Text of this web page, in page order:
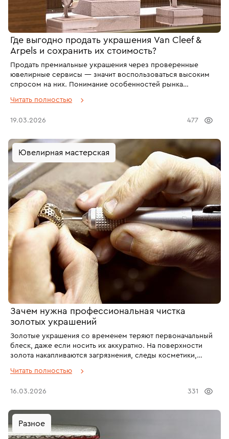
Где выгодно продать украшения Van Cleef &
Arpels и сохранить их стоимость?
Продать премиальные украшения через проверенные
ювелирные сервисы — значит воспользоваться высоким
спросом на них. Понимание особенностей рынка
реализовать изделие, но и грамотно подходить к его
становится более безопасной и предсказуемой. Но как
и сохранить их стоимость? Об этом — в нашей статье.
Читать полностью
19.03.2026 477
Ювелирная мастерская
Зачем нужна профессиональная чистка
золотых украшений
Золотые украшения со временем теряют первоначальный
блеск, даже если носить их аккуратно. На поверхности
золота накапливаются загрязнения, следы косметики,
выглядят тускло, а камни — менее ярко. В таких случаях
чистка золотых украшений, выполняемая в ювелирной
Читать полностью
16.03.2026 331
Разное